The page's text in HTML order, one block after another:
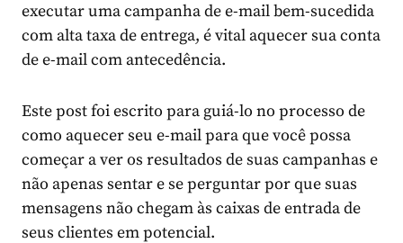
executar uma campanha de e-mail bem-sucedida
com alta taxa de entrega, é vital aquecer sua conta
de e-mail com antecedência.
Este post foi escrito para guiá-lo no processo de
como aquecer seu e-mail para que você possa
começar a ver os resultados de suas campanhas e
não apenas sentar e se perguntar por que suas
mensagens não chegam às caixas de entrada de
seus clientes em potencial.